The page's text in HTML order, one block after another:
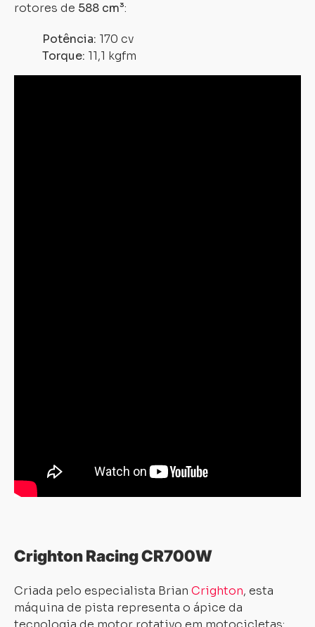
rotores de 588 cm³:
Potência: 170 cv
Torque: 11,1 kgfm
Crighton Racing CR700W
Criada pelo especialista Brian Crighton, esta
máquina de pista representa o ápice da